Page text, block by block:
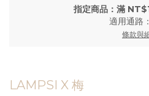
指定商品：滿
適用通路：
條款與
LAMPSI X 梅